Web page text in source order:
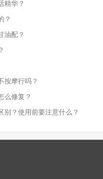
精华？
？
油配？
按摩行吗？
么修复？
别？使用前要注意什么？